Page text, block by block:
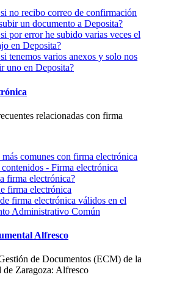
no recibo correo de confirmación
un documento a Deposita?
por error he subido varias veces el
en Deposita?
tenemos varios anexos y solo nos
uno en Deposita?
relacionadas con firma
comunes con firma electrónica
- Firma electrónica
firma electrónica?
firma electrónica
firma electrónica válidos en el
Administrativo Común
Alfresco
de Documentos (ECM) de la
de Zaragoza: Alfresco